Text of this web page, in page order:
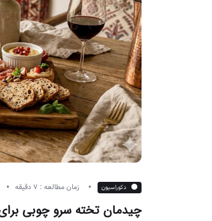
دکوراسیون زمان مطالعه : 7 دقیقه
چیدمان تخته سرو چوبی